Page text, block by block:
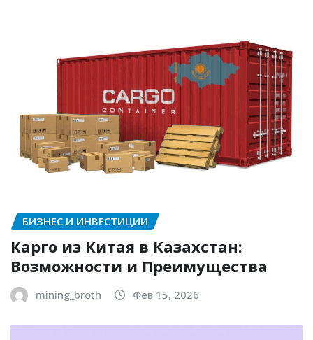
БИЗНЕС И ИНВЕСТИЦИИ
Карго из Китая в Казахстан:
Возможности и Преимущества
mining_broth Фев 15, 2026